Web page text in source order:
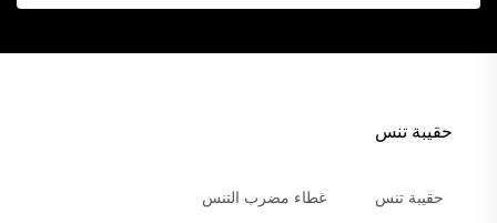
حقيبة تنس
حقيبة تنس غطاء مضرب التنس